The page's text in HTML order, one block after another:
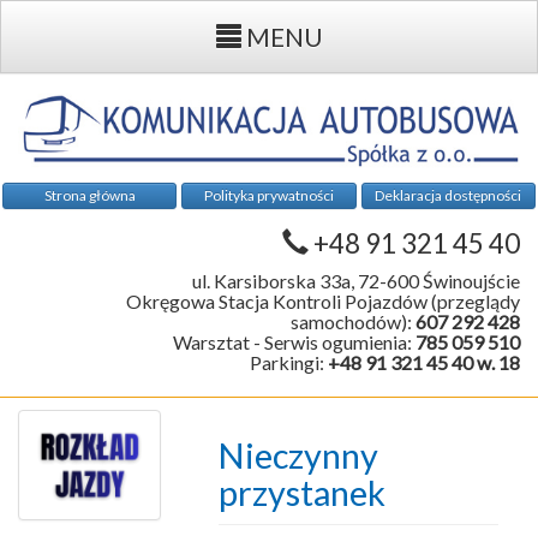
MENU
Strona główna Polityka prywatności Deklaracja dostępności
+48 91 321 45 40
ul. Karsiborska 33a, 72-600 Świnoujście
Okręgowa Stacja Kontroli Pojazdów (przeglądy
samochodów): 607 292 428
Warsztat - Serwis ogumienia: 785 059 510
Parkingi: +48 91 321 45 40 w. 18
Nieczynny
przystanek